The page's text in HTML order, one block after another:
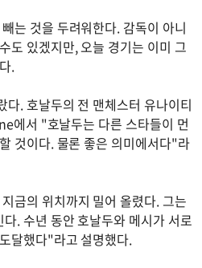
는 것을 두려워한다. 감독이 아니
도 있겠지만, 오늘 경기는 이미 그
.
다. 호날두의 전 맨체스터 유나이티
에서 "호날두는 다른 스타들이 먼
것이다. 물론 좋은 의미에서다"라
금의 위치까지 밀어 올렸다. 그는
. 수년 동안 호날두와 메시가 서로
달했다"라고 설명했다.